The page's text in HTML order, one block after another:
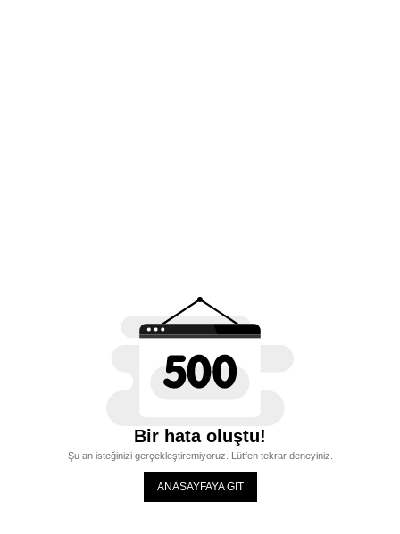
Bir hata oluştu!
Şu an isteğinizi gerçekleştiremiyoruz. Lütfen tekrar deneyiniz.
ANASAYFAYA GİT